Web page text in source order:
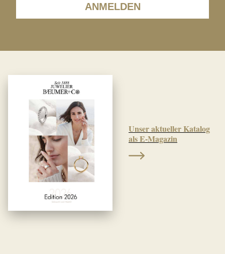
ANMELDEN
Unser aktueller Katalog
als E-Magazin